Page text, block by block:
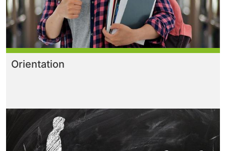
Orientation